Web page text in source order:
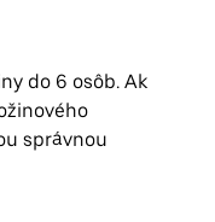
do 6 osôb. Ak
správnou